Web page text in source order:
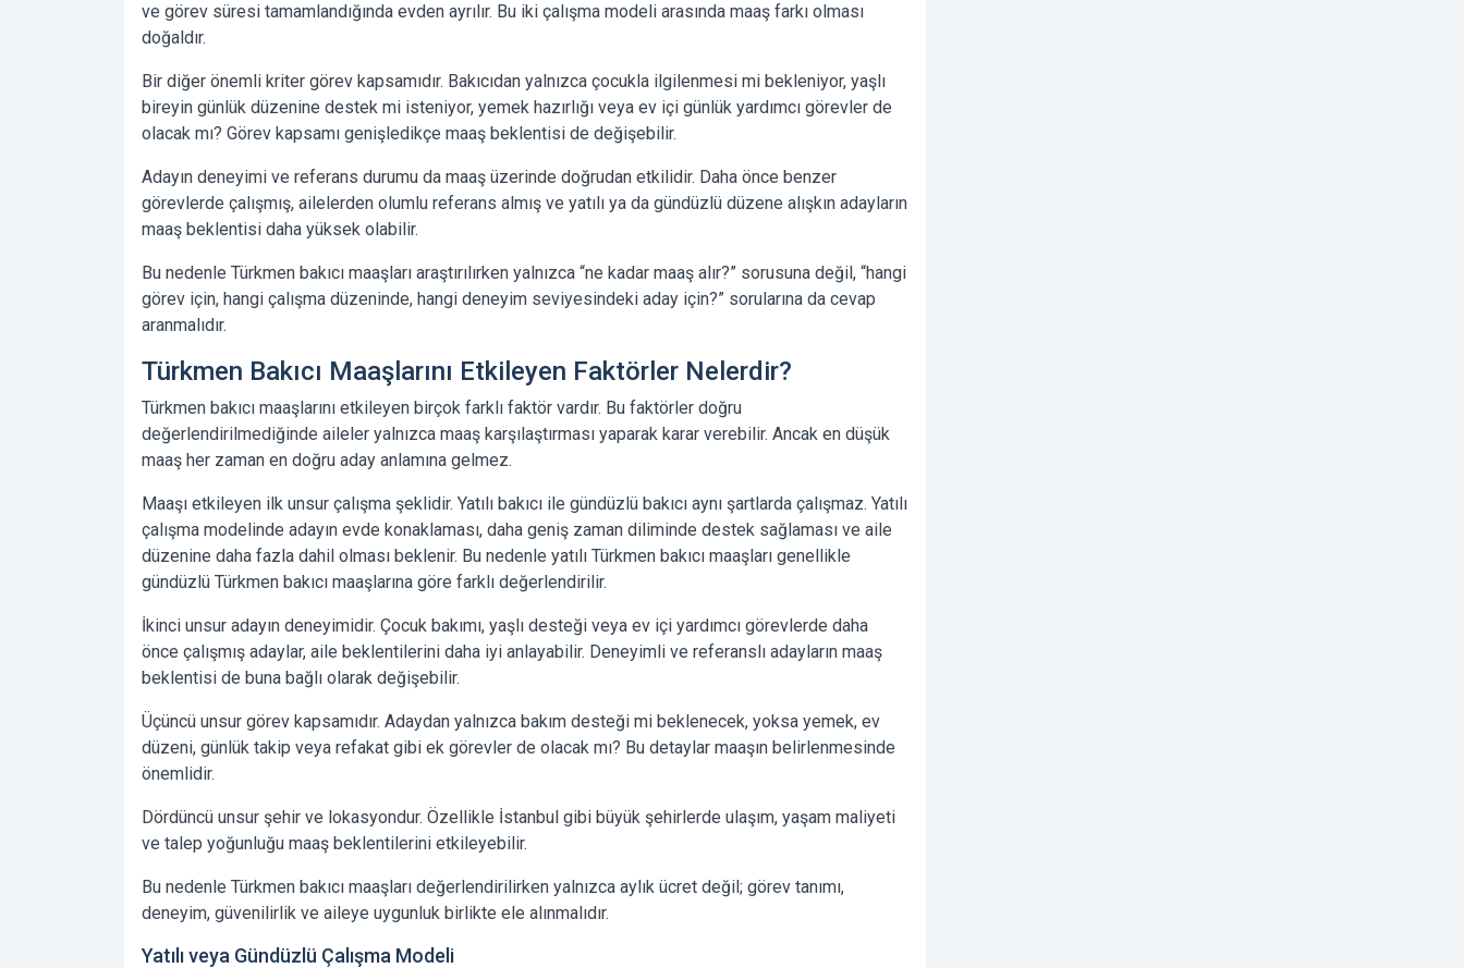
ve görev süresi tamamlandığında evden ayrılır. Bu iki çalışma modeli arasında maaş farkı olması
doğaldır.
Bir diğer önemli kriter görev kapsamıdır. Bakıcıdan yalnızca çocukla ilgilenmesi mi bekleniyor, yaşlı
bireyin günlük düzenine destek mi isteniyor, yemek hazırlığı veya ev içi günlük yardımcı görevler de
olacak mı? Görev kapsamı genişledikçe maaş beklentisi de değişebilir.
Adayın deneyimi ve referans durumu da maaş üzerinde doğrudan etkilidir. Daha önce benzer
görevlerde çalışmış, ailelerden olumlu referans almış ve yatılı ya da gündüzlü düzene alışkın adayların
maaş beklentisi daha yüksek olabilir.
Bu nedenle Türkmen bakıcı maaşları araştırılırken yalnızca “ne kadar maaş alır?” sorusuna değil, “hangi
görev için, hangi çalışma düzeninde, hangi deneyim seviyesindeki aday için?” sorularına da cevap
aranmalıdır.
Türkmen Bakıcı Maaşlarını Etkileyen Faktörler Nelerdir?
Türkmen bakıcı maaşlarını etkileyen birçok farklı faktör vardır. Bu faktörler doğru
değerlendirilmediğinde aileler yalnızca maaş karşılaştırması yaparak karar verebilir. Ancak en düşük
maaş her zaman en doğru aday anlamına gelmez.
Maaşı etkileyen ilk unsur çalışma şeklidir. Yatılı bakıcı ile gündüzlü bakıcı aynı şartlarda çalışmaz. Yatılı
çalışma modelinde adayın evde konaklaması, daha geniş zaman diliminde destek sağlaması ve aile
düzenine daha fazla dahil olması beklenir. Bu nedenle yatılı Türkmen bakıcı maaşları genellikle
gündüzlü Türkmen bakıcı maaşlarına göre farklı değerlendirilir.
İkinci unsur adayın deneyimidir. Çocuk bakımı, yaşlı desteği veya ev içi yardımcı görevlerde daha
önce çalışmış adaylar, aile beklentilerini daha iyi anlayabilir. Deneyimli ve referanslı adayların maaş
beklentisi de buna bağlı olarak değişebilir.
Üçüncü unsur görev kapsamıdır. Adaydan yalnızca bakım desteği mi beklenecek, yoksa yemek, ev
düzeni, günlük takip veya refakat gibi ek görevler de olacak mı? Bu detaylar maaşın belirlenmesinde
önemlidir.
Dördüncü unsur şehir ve lokasyondur. Özellikle İstanbul gibi büyük şehirlerde ulaşım, yaşam maliyeti
ve talep yoğunluğu maaş beklentilerini etkileyebilir.
Bu nedenle Türkmen bakıcı maaşları değerlendirilirken yalnızca aylık ücret değil; görev tanımı,
deneyim, güvenilirlik ve aileye uygunluk birlikte ele alınmalıdır.
Yatılı veya Gündüzlü Çalışma Modeli